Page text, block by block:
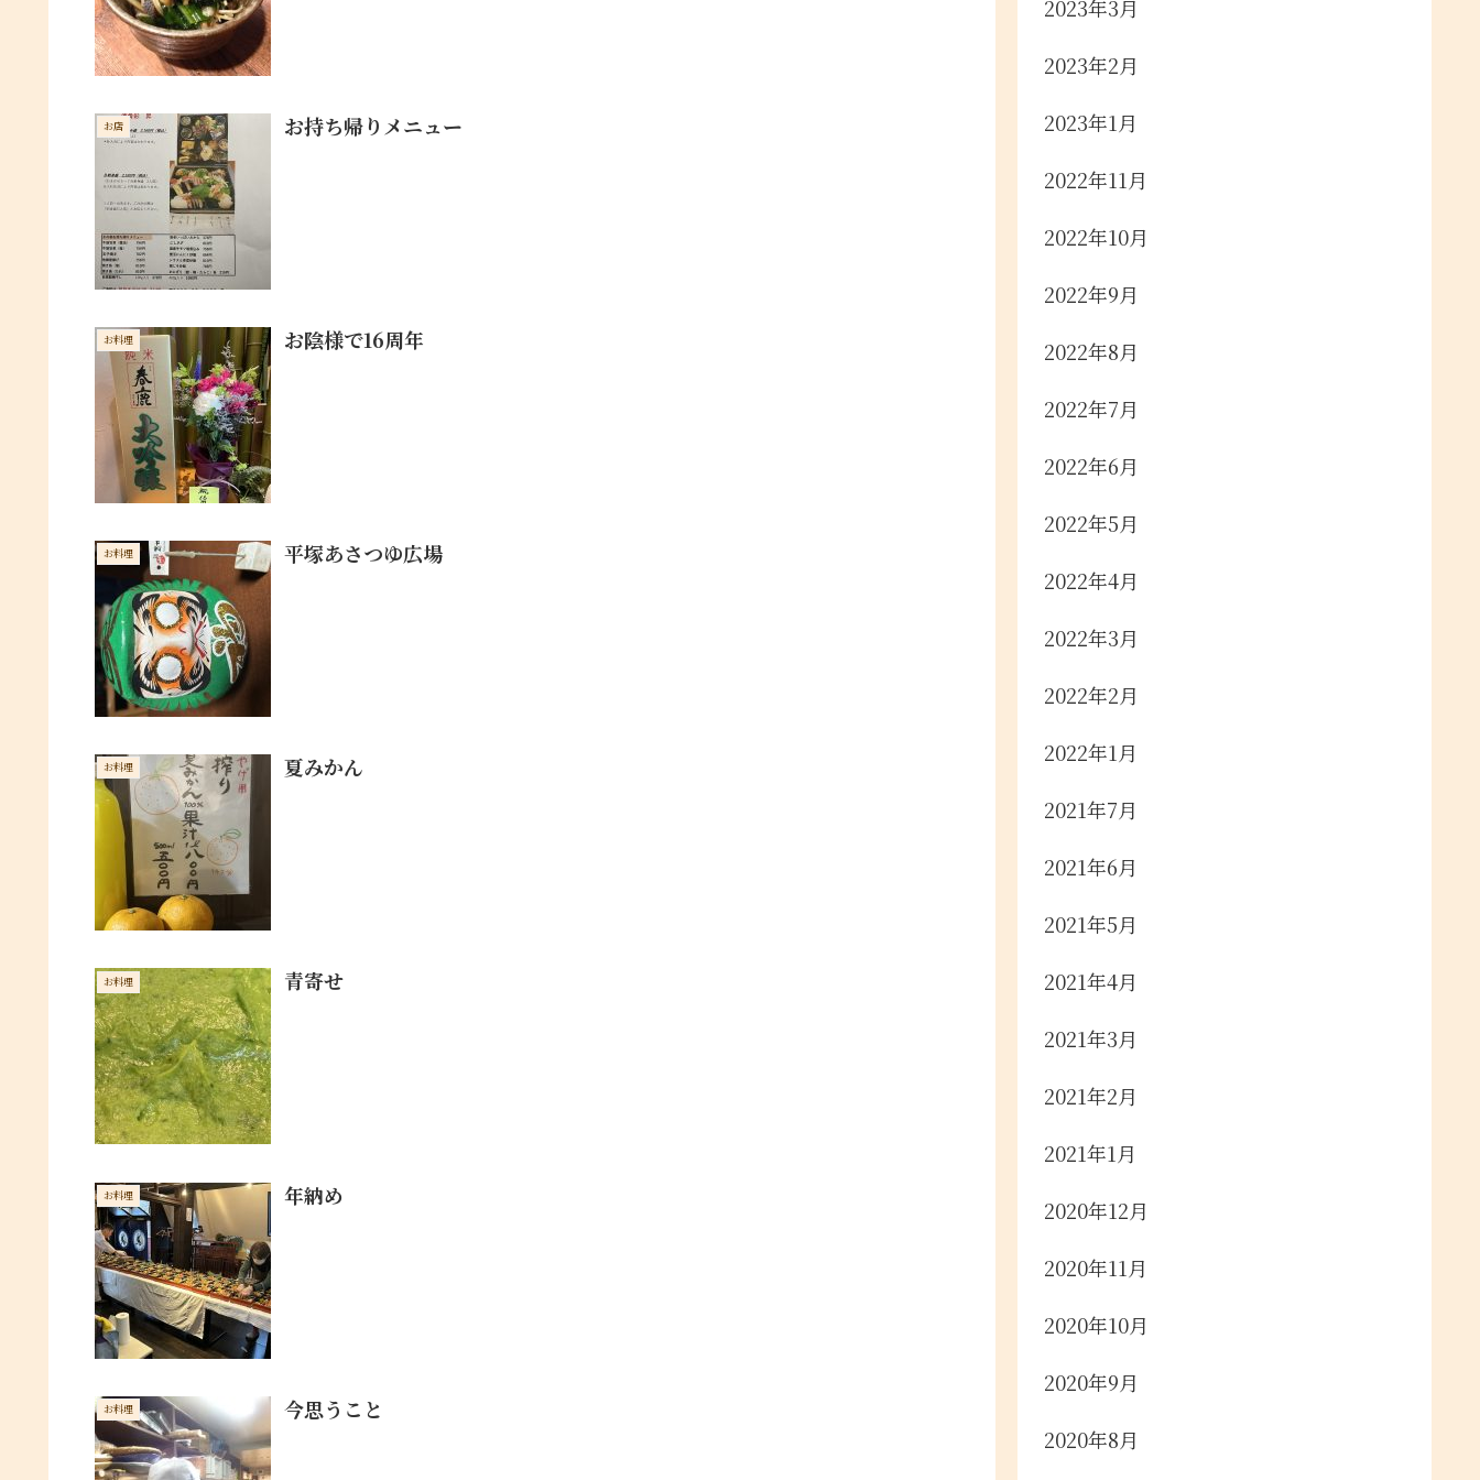
お店 お持ち帰りメニュー
お料理 お陰様で16周年
お料理 平塚あさつゆ広場
お料理 夏みかん
お料理 青寄せ
お料理 年納め
お料理 今思うこと
2023年3月
2023年2月
2023年1月
2022年11月
2022年10月
2022年9月
2022年8月
2022年7月
2022年6月
2022年5月
2022年4月
2022年3月
2022年2月
2022年1月
2021年7月
2021年6月
2021年5月
2021年4月
2021年3月
2021年2月
2021年1月
2020年12月
2020年11月
2020年10月
2020年9月
2020年8月